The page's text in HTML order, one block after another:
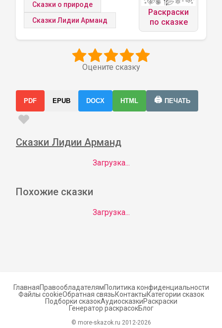
Сказки о природе
Сказки Лидии Арманд
Раскраски
по сказке
Оцените сказку
PDF EPUB DOCX HTML 🖨️ ПЕЧАТЬ
Сказки Лидии Арманд
Загрузка...
Похожие сказки
Загрузка...
ГлавнаяПравообладателямПолитика конфиденциальности
Файлы cookieОбратная связьКонтактыКатегории сказок
Подборки сказокАудиосказкиРаскраски
Генератор раскрасокБлог
© more-skazok.ru 2012-2026